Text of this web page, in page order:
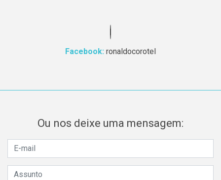
Facebook: ronaldocorotel
Ou nos deixe uma mensagem: